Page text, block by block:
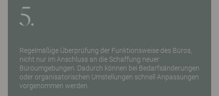
5.
Regelmäßige Überprüfung der Funktionsweise des Büros,
nicht nur im Anschluss an die Schaffung neuer
Büroumgebungen. Dadurch können bei Bedarfsänderungen
oder organisatorischen Umstellungen schnell Anpassungen
vorgenommen werden.